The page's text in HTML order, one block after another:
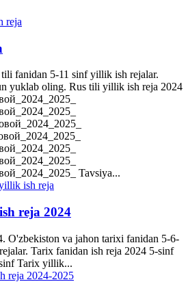
fanidan 5-11 sinf yillik ish rejalar.
yuklab oling. Rus tili yillik ish reja 2024
Tavsiya...
reja 2024
O'zbekiston va jahon tarixi fanidan 5-6-
Tarix fanidan ish reja 2024 5-sinf
Tarix yillik...